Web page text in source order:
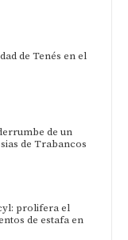
de Tenés en el
de un
de Trabancos
prolifera el
de estafa en